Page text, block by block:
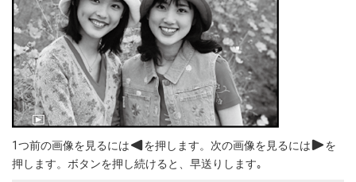
1つ前の画像を見るにはg を押します。次の画像を見るには hを
押します。ボタンを押し続けると、早送りします｡